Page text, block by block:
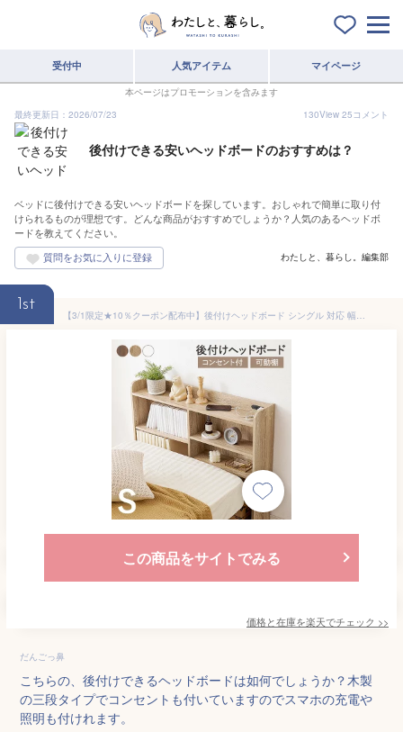
受付中 人気アイテム マイページ
本ページはプロモーションを含みます
最終更新日：2026/07/23
130View 25コメント
後付けできる安いヘッドボードのおすすめは？
ベッドに後付けできる安いヘッドボードを探しています。おしゃれで簡単に取り付
けられるものが理想です。どんな商品がおすすめでしょうか？人気のあるヘッドボ
ードを教えてください。
わたしと、暮らし。編集部
1st
【3/1限定★10％クーポン配布中】後付けヘッドボード シングル 対応 幅98cm（ヘッドボード 後付け コンセント 付き ヘッドボードのみ 宮棚 枕元 収納 ベッドボード 収納棚 本棚 スリム ラック ベッドサイド ベッド 宮 追加 コンパクト 隙間 巾木 おしゃれ ナチュラル 白 木）
この商品をサイトでみる
価格と在庫を楽天でチェック >>
だんごっ鼻
こちらの、後付けできるヘッドボードは如何でしょうか？木製
の三段タイプでコンセントも付いていますのでスマホの充電や
照明も付けれます。